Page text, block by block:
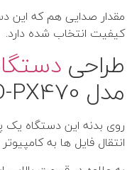
مقدار صدایی هم که این
کیفیت انتخاب‌ شده دارد.
طراحی
مدل ICD-PX470
انتقال فایل ها به